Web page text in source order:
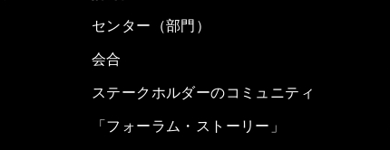
センター（部門）
会合
ステークホルダーのコミュニティ
「フォーラム・ストーリー」